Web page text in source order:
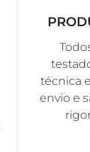
técnica
envio e